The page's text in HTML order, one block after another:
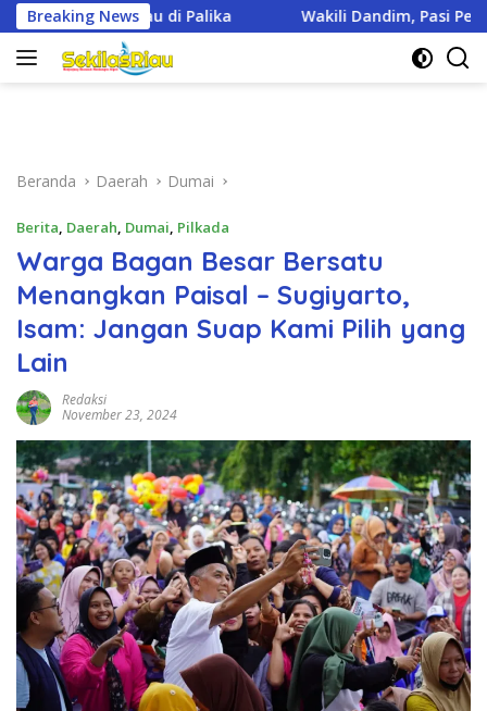
Langsung
ke
konten
Breaking News
Wakili Dandim, Pasi Pers Kodim 0321/Rohil Hadiri Upacara
Beranda Daerah Dumai
Berita, Daerah, Dumai, Pilkada
Warga Bagan Besar Bersatu
Menangkan Paisal – Sugiyarto,
Isam: Jangan Suap Kami Pilih yang
Lain
Redaksi
November 23, 2024